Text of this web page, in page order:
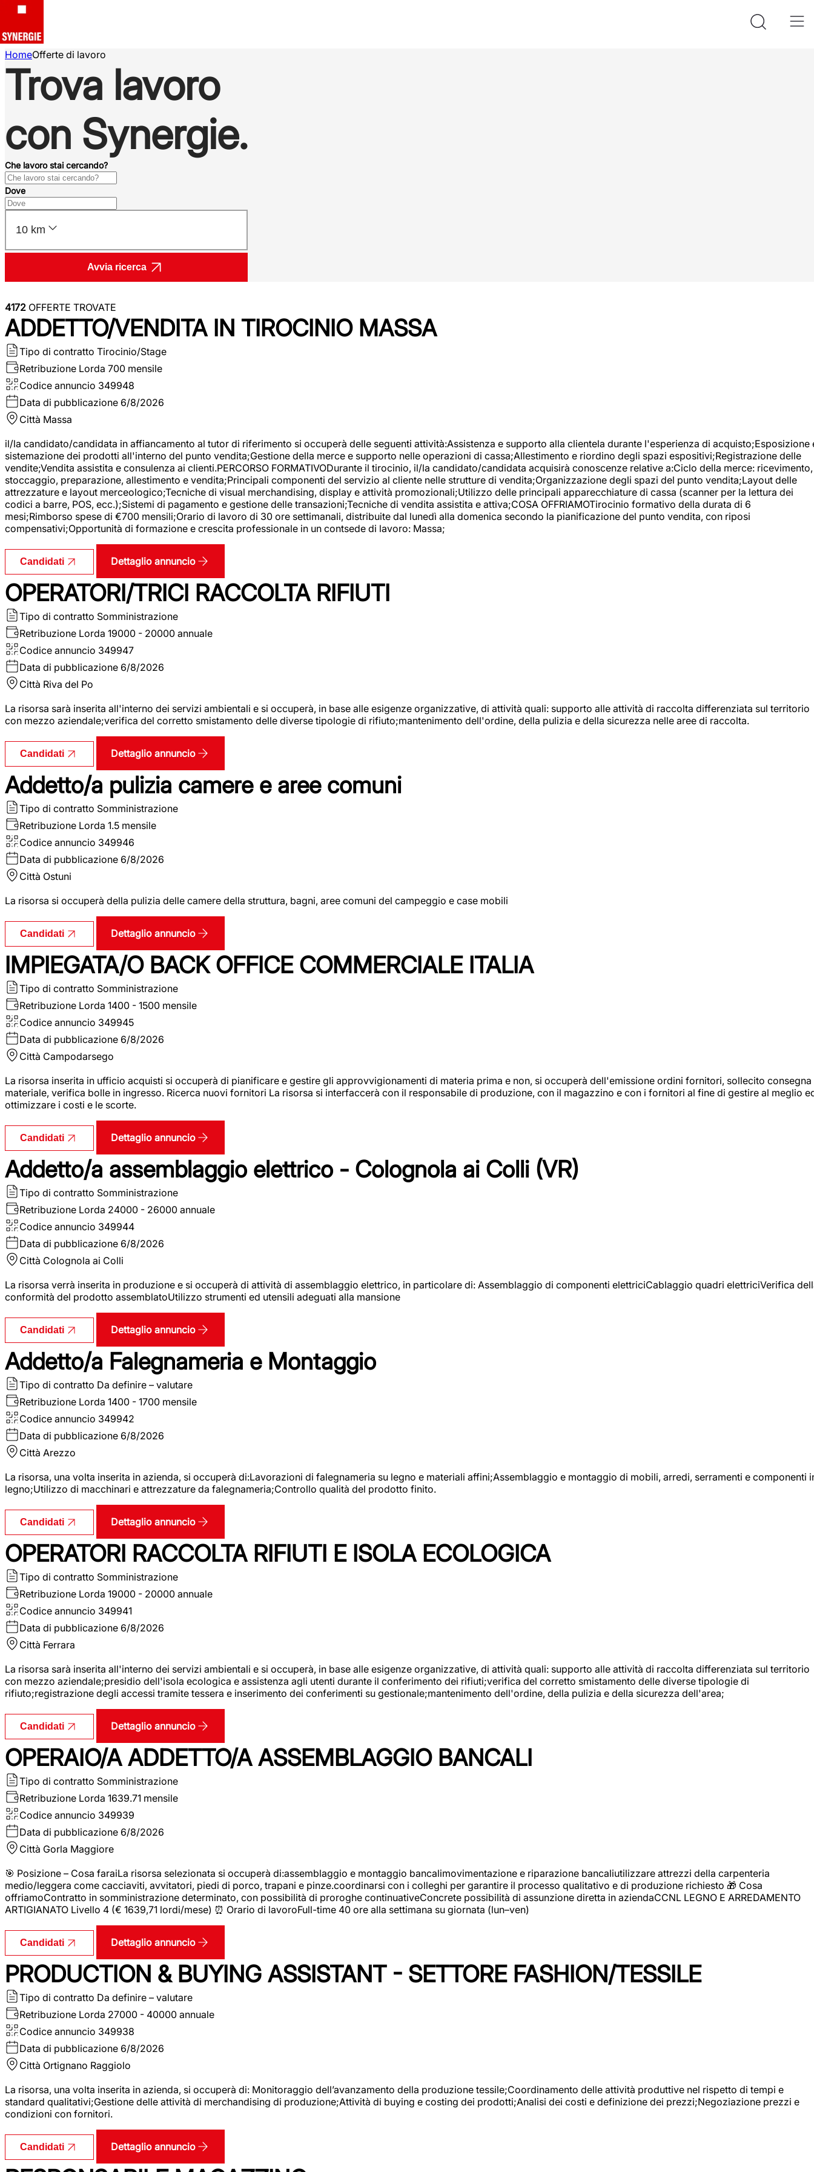
HomeOfferte di lavoro
Trova lavoro
con Synergie.
Che lavoro stai cercando?
Dove
10 km
Avvia ricerca
4172 OFFERTE TROVATE
ADDETTO/VENDITA IN TIROCINIO MASSA
Tipo di contratto Tirocinio/Stage
Retribuzione Lorda 700 mensile
Codice annuncio 349948
Data di pubblicazione 6/8/2026
Città Massa
il/la candidato/candidata in affiancamento al tutor di riferimento si occuperà delle seguenti attività:Assistenza e supporto alla clientela durante l'esperienza di acquisto;Esposizione
sistemazione dei prodotti all'interno del punto vendita;Gestione della merce e supporto nelle operazioni di cassa;Allestimento e riordino degli spazi espositivi;Registrazione delle
vendite;Vendita assistita e consulenza ai clienti.PERCORSO FORMATIVODurante il tirocinio, il/la candidato/candidata acquisirà conoscenze relative a:Ciclo della merce: ricevimento,
stoccaggio, preparazione, allestimento e vendita;Principali componenti del servizio al cliente nelle strutture di vendita;Organizzazione degli spazi del punto vendita;Layout delle
attrezzature e layout merceologico;Tecniche di visual merchandising, display e attività promozionali;Utilizzo delle principali apparecchiature di cassa (scanner per la lettura dei
codici a barre, POS, ecc.);Sistemi di pagamento e gestione delle transazioni;Tecniche di vendita assistita e attiva;COSA OFFRIAMOTirocinio formativo della durata di 6
mesi;Rimborso spese di €700 mensili;Orario di lavoro di 30 ore settimanali, distribuite dal lunedì alla domenica secondo la pianificazione del punto vendita, con riposi
compensativi;Opportunità di formazione e crescita professionale in un contsede di lavoro: Massa;
Candidati Dettaglio annuncio
OPERATORI/TRICI RACCOLTA RIFIUTI
Tipo di contratto Somministrazione
Retribuzione Lorda 19000 - 20000 annuale
Codice annuncio 349947
Data di pubblicazione 6/8/2026
Città Riva del Po
La risorsa sarà inserita all'interno dei servizi ambientali e si occuperà, in base alle esigenze organizzative, di attività quali: supporto alle attività di raccolta differenziata sul territorio
con mezzo aziendale;verifica del corretto smistamento delle diverse tipologie di rifiuto;mantenimento dell'ordine, della pulizia e della sicurezza nelle aree di raccolta.
Candidati Dettaglio annuncio
Addetto/a pulizia camere e aree comuni
Tipo di contratto Somministrazione
Retribuzione Lorda 1.5 mensile
Codice annuncio 349946
Data di pubblicazione 6/8/2026
Città Ostuni
La risorsa si occuperà della pulizia delle camere della struttura, bagni, aree comuni del campeggio e case mobili
Candidati Dettaglio annuncio
IMPIEGATA/O BACK OFFICE COMMERCIALE ITALIA
Tipo di contratto Somministrazione
Retribuzione Lorda 1400 - 1500 mensile
Codice annuncio 349945
Data di pubblicazione 6/8/2026
Città Campodarsego
La risorsa inserita in ufficio acquisti si occuperà di pianificare e gestire gli approvvigionamenti di materia prima e non, si occuperà dell'emissione ordini fornitori, sollecito consegna
materiale, verifica bolle in ingresso. Ricerca nuovi fornitori La risorsa si interfaccerà con il responsabile di produzione, con il magazzino e con i fornitori al fine di gestire al meglio
ottimizzare i costi e le scorte.
Candidati Dettaglio annuncio
Addetto/a assemblaggio elettrico - Colognola ai Colli (VR)
Tipo di contratto Somministrazione
Retribuzione Lorda 24000 - 26000 annuale
Codice annuncio 349944
Data di pubblicazione 6/8/2026
Città Colognola ai Colli
La risorsa verrà inserita in produzione e si occuperà di attività di assemblaggio elettrico, in particolare di: Assemblaggio di componenti elettriciCablaggio quadri elettriciVerifica
conformità del prodotto assemblatoUtilizzo strumenti ed utensili adeguati alla mansione
Candidati Dettaglio annuncio
Addetto/a Falegnameria e Montaggio
Tipo di contratto Da definire – valutare
Retribuzione Lorda 1400 - 1700 mensile
Codice annuncio 349942
Data di pubblicazione 6/8/2026
Città Arezzo
La risorsa, una volta inserita in azienda, si occuperà di:Lavorazioni di falegnameria su legno e materiali affini;Assemblaggio e montaggio di mobili, arredi, serramenti e componenti
legno;Utilizzo di macchinari e attrezzature da falegnameria;Controllo qualità del prodotto finito.
Candidati Dettaglio annuncio
OPERATORI RACCOLTA RIFIUTI E ISOLA ECOLOGICA
Tipo di contratto Somministrazione
Retribuzione Lorda 19000 - 20000 annuale
Codice annuncio 349941
Data di pubblicazione 6/8/2026
Città Ferrara
La risorsa sarà inserita all'interno dei servizi ambientali e si occuperà, in base alle esigenze organizzative, di attività quali: supporto alle attività di raccolta differenziata sul territorio
con mezzo aziendale;presidio dell'isola ecologica e assistenza agli utenti durante il conferimento dei rifiuti;verifica del corretto smistamento delle diverse tipologie di
rifiuto;registrazione degli accessi tramite tessera e inserimento dei conferimenti su gestionale;mantenimento dell'ordine, della pulizia e della sicurezza dell'area;
Candidati Dettaglio annuncio
OPERAIO/A ADDETTO/A ASSEMBLAGGIO BANCALI
Tipo di contratto Somministrazione
Retribuzione Lorda 1639.71 mensile
Codice annuncio 349939
Data di pubblicazione 6/8/2026
Città Gorla Maggiore
🎯 Posizione – Cosa faraiLa risorsa selezionata si occuperà di:assemblaggio e montaggio bancalimovimentazione e riparazione bancaliutilizzare attrezzi della carpenteria
medio/leggera come cacciaviti, avvitatori, piedi di porco, trapani e pinze.coordinarsi con i colleghi per garantire il processo qualitativo e di produzione richiesto 🎁 Cosa
offriamoContratto in somministrazione determinato, con possibilità di proroghe continuativeConcrete possibilità di assunzione diretta in aziendaCCNL LEGNO E ARREDAMENTO
ARTIGIANATO Livello 4 (€ 1639,71 lordi/mese) ⏰ Orario di lavoroFull-time 40 ore alla settimana su giornata (lun–ven)
Candidati Dettaglio annuncio
PRODUCTION & BUYING ASSISTANT - SETTORE FASHION/TESSILE
Tipo di contratto Da definire – valutare
Retribuzione Lorda 27000 - 40000 annuale
Codice annuncio 349938
Data di pubblicazione 6/8/2026
Città Ortignano Raggiolo
La risorsa, una volta inserita in azienda, si occuperà di: Monitoraggio dell’avanzamento della produzione tessile;Coordinamento delle attività produttive nel rispetto di tempi e
standard qualitativi;Gestione delle attività di merchandising di produzione;Attività di buying e costing dei prodotti;Analisi dei costi e definizione dei prezzi;Negoziazione prezzi e
condizioni con fornitori.
Candidati Dettaglio annuncio